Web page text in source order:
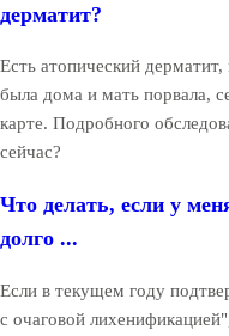
дерматит?
Есть атопический дерматит,
была дома и мать порвала,
карте. Подробного
сейчас?
Что делать, если у
долго ...
Если в текущем году
с очаговой